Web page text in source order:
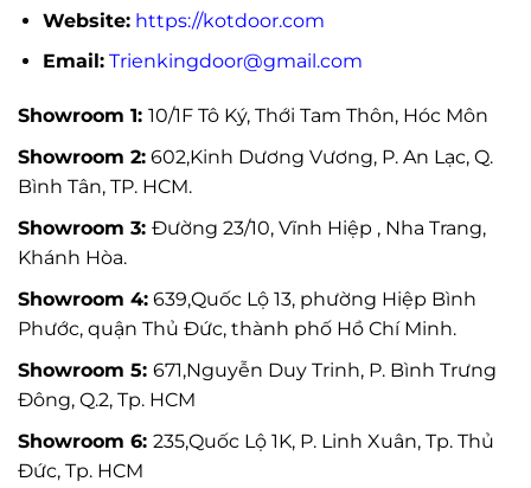
Website: https://kotdoor.com
Email: Trienkingdoor@gmail.com
Showroom 1: 10/1F Tô Ký, Thới Tam Thôn, Hóc Môn
Showroom 2: 602,Kinh Dương Vương, P. An Lạc, Q.
Bình Tân, TP. HCM.
Showroom 3: Đường 23/10, Vĩnh Hiệp , Nha Trang,
Khánh Hòa.
Showroom 4: 639,Quốc Lộ 13, phường Hiệp Bình
Phước, quận Thủ Đức, thành phố Hồ Chí Minh.
Showroom 5: 671,Nguyễn Duy Trinh, P. Bình Trưng
Đông, Q.2, Tp. HCM
Showroom 6: 235,Quốc Lộ 1K, P. Linh Xuân, Tp. Thủ
Đức, Tp. HCM